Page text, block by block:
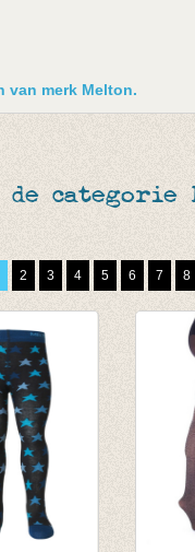
van merk Melton.
categorie
2 3 4 5 6 7 8